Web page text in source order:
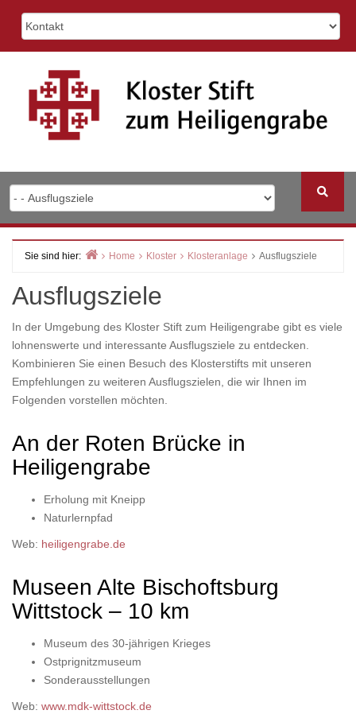
Sie sind hier: Home Kloster Klosteranlage Ausflugsziele
Ausflugsziele
In der Umgebung des Kloster Stift zum Heiligengrabe gibt es viele
lohnenswerte und interessante Ausflugsziele zu entdecken.
Kombinieren Sie einen Besuch des Klosterstifts mit unseren
Empfehlungen zu weiteren Ausflugszielen, die wir Ihnen im
Folgenden vorstellen möchten.
An der Roten Brücke in
Heiligengrabe
Erholung mit Kneipp
Naturlernpfad
Web: heiligengrabe.de
Museen Alte Bischoftsburg
Wittstock – 10 km
Museum des 30-jährigen Krieges
Ostprignitzmuseum
Sonderausstellungen
Web: www.mdk-wittstock.de